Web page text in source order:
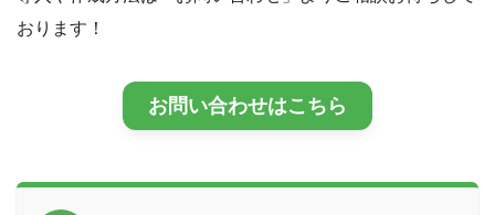
おります！
お問い合わせはこちら